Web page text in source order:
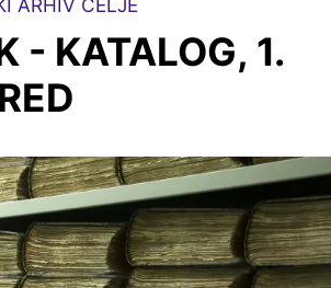
ARHIV CELJE
- KATALOG, 1.